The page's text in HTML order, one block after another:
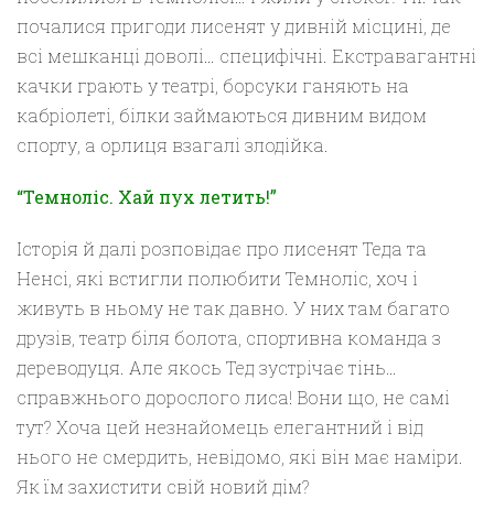
почалися пригоди лисенят у дивній місцині, де
всі мешканці доволі… специфічні. Екстравагантні
качки грають у театрі, борсуки ганяють на
кабріолеті, білки займаються дивним видом
спорту, а орлиця взагалі злодійка.
“Темноліс. Хай пух летить!”
Історія й далі розповідає про лисенят Теда та
Ненсі, які встигли полюбити Темноліс, хоч і
живуть в ньому не так давно. У них там багато
друзів, театр біля болота, спортивна команда з
дереводуця. Але якось Тед зустрічає тінь…
справжнього дорослого лиса! Вони що, не самі
тут? Хоча цей незнайомець елегантний і від
нього не смердить, невідомо, які він має наміри.
Як їм захистити свій новий дім?